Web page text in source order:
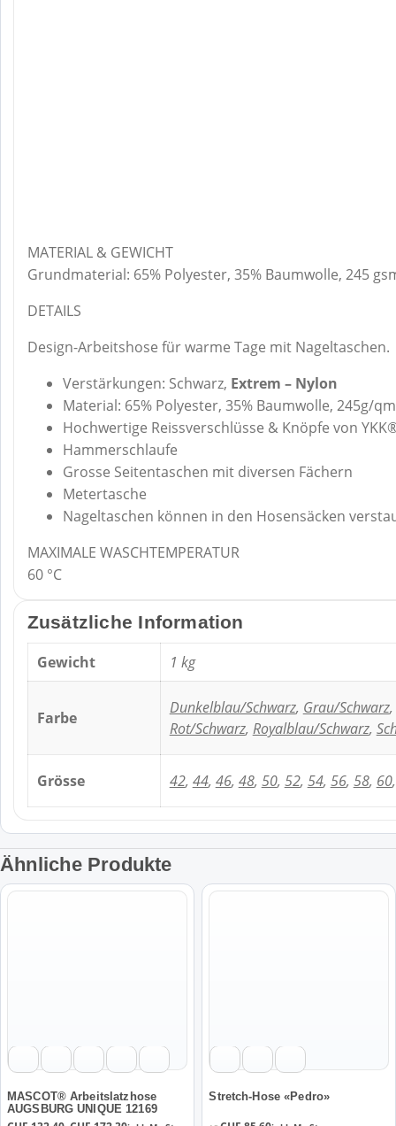
MATERIAL & GEWICHT
Grundmaterial: 65% Polyester, 35% Baumwolle, 245
DETAILS
Design-Arbeitshose für warme Tage mit Nageltaschen.
Verstärkungen: Schwarz, Extrem – Nylon
Material: 65% Polyester, 35% Baumwolle, 245g/qm
Hochwertige Reissverschlüsse & Knöpfe von
Hammerschlaufe
Grosse Seitentaschen mit diversen Fächern
Metertasche
Nageltaschen können in den Hosensäcken
MAXIMALE WASCHTEMPERATUR
60 °C
Zusätzliche Information
Gewicht 1 kg
Farbe
Dunkelblau/Schwarz, Grau/Schwarz,
Rot/Schwarz, Royalblau/Schwarz,
Grösse 42, 44, 46, 48, 50, 52, 54, 56, 58, 60
Ähnliche Produkte
MASCOT® Arbeitslatzhose
AUGSBURG UNIQUE 12169
können
auf
der
Produktseite
Stretch-Hose «Pedro»
können
auf
der